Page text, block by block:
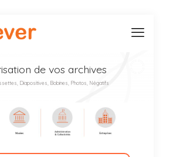
Diapositives, Bobines, Photos, Négatifs
de vos archives